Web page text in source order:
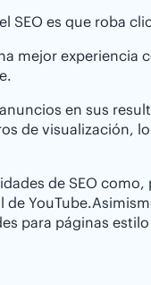
SEO es que roba
mejor experiencia
en sus
de visualización,
de SEO
para páginas